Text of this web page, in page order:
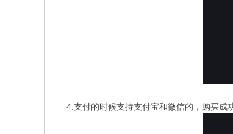
4.支付的时候支持支付宝和微信的，购买成